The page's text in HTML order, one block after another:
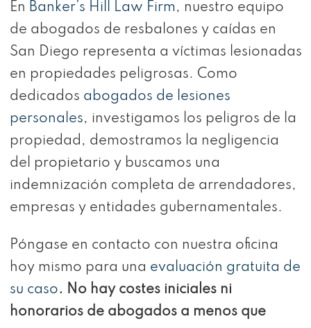
En Banker’s Hill Law Firm, nuestro equipo
de abogados de resbalones y caídas en
San Diego representa a víctimas lesionadas
en propiedades peligrosas. Como
dedicados abogados de lesiones
personales, investigamos los peligros de la
propiedad, demostramos la negligencia
del propietario y buscamos una
indemnización completa de arrendadores,
empresas y entidades gubernamentales.
Póngase en contacto con nuestra oficina
hoy mismo para una evaluación gratuita de
su caso. No hay costes iniciales ni
honorarios de abogados a menos que